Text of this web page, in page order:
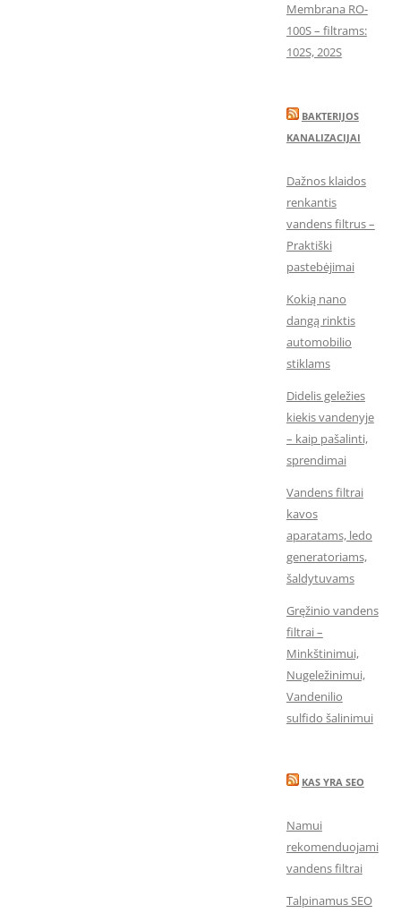
Membrana RO-
100S – filtrams:
102S, 202S
BAKTERIJOS
KANALIZACIJAI
Dažnos klaidos
renkantis
vandens filtrus –
Praktiški
pastebėjimai
Kokią nano
dangą rinktis
automobilio
stiklams
Didelis geležies
kiekis vandenyje
– kaip pašalinti,
sprendimai
Vandens filtrai
kavos
aparatams, ledo
generatoriams,
šaldytuvams
Gręžinio vandens
filtrai –
Minkštinimui,
Nugeležinimui,
Vandenilio
sulfido šalinimui
KAS YRA SEO
Namui
rekomenduojami
vandens filtrai
Talpinamus SEO